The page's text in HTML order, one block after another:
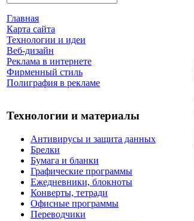
Главная
Карта сайта
Технологии и идеи
Веб-дизайн
Реклама в интернете
Фирменный стиль
Полиграфия в рекламе
Технологии и материалы
Антивирусы и защита данных
Брелки
Бумага и бланки
Графические программы
Ежедневники, блокноты
Конверты, тетради
Офисные программы
Переводчики